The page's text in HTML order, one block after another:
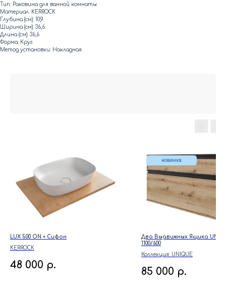
Тип: Раковина для ванной комнаты
Материал: KERROCK
Глубина (см): 10,9
Ширина (см): 36,6
Длина (см): 36,6
Форма: Круг
Метод установки: Накладная
LUX 500 ON + Сифон
KERROCK
48 000 р.
новинка
Два Выдвижных Ящика
1100/600
Коллекция: UNIQUE
85 000 р.